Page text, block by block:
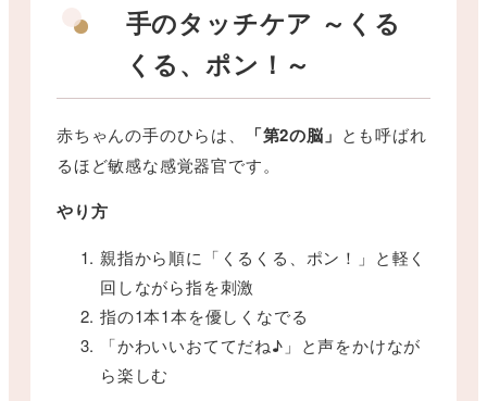
手のタッチケア ～くる
くる、ポン！～
赤ちゃんの手のひらは、 「第2の脳」 とも呼ばれ
るほど敏感な感覚器官です。
やり方
親指から順に「くるくる、ポン！」と軽く
回しながら指を刺激
指の1本1本を優しくなでる
「かわいいおててだね♪」と声をかけなが
ら楽しむ